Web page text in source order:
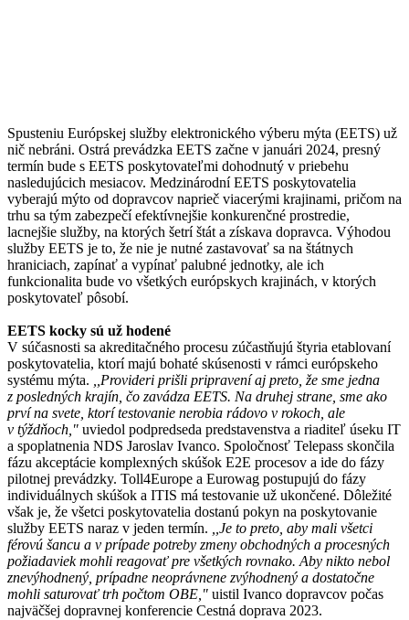
Spusteniu Európskej služby elektronického výberu mýta (EETS) už
nič nebráni. Ostrá prevádzka EETS začne v januári 2024, presný
termín bude s EETS poskytovateľmi dohodnutý v priebehu
nasledujúcich mesiacov. Medzinárodní EETS poskytovatelia
vyberajú mýto od dopravcov naprieč viacerými krajinami, pričom na
trhu sa tým zabezpečí efektívnejšie konkurenčné prostredie,
lacnejšie služby, na ktorých šetrí štát a získava dopravca. Výhodou
služby EETS je to, že nie je nutné zastavovať sa na štátnych
hraniciach, zapínať a vypínať palubné jednotky, ale ich
funkcionalita bude vo všetkých európskych krajinách, v ktorých
poskytovateľ pôsobí.
EETS kocky sú už hodené
V súčasnosti sa akreditačného procesu zúčastňujú štyria etablovaní
poskytovatelia, ktorí majú bohaté skúsenosti v rámci európskeho
systému mýta.
,,Provideri prišli pripravení aj preto, že sme jedna
z posledných krajín, čo zavádza EETS. Na druhej strane, sme ako
prví na svete, ktorí testovanie nerobia rádovo v rokoch, ale
v týždňoch," uviedol podpredseda predstavenstva a riaditeľ úseku IT
a spoplatnenia NDS Jaroslav Ivanco. Spoločnosť Telepass skončila
fázu akceptácie komplexných skúšok E2E procesov a ide do fázy
pilotnej prevádzky. Toll4Europe a Eurowag postupujú do fázy
individuálnych skúšok a ITIS má testovanie už ukončené. Dôležité
však je, že všetci poskytovatelia dostanú pokyn na poskytovanie
služby EETS naraz v jeden termín.
Je to preto, aby mali všetci
férovú šancu a v prípade potreby zmeny obchodných a procesných
požiadaviek mohli reagovať pre všetkých rovnako. Aby nikto nebol
znevýhodnený, prípadne neoprávnene zvýhodnený a dostatočne
mohli saturovať trh počtom OBE," uistil Ivanco dopravcov počas
najväčšej dopravnej konferencie Cestná doprava 2023.